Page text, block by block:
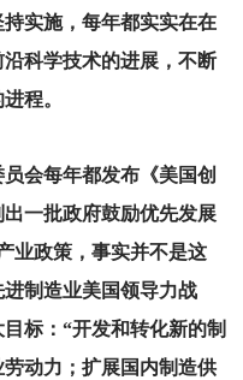
实施，每年都实实在在
科学技术的进展，不断
程。
会每年都发布《美国创
一批政府鼓励优先发展
业政策，事实并不是这
进制造业美国领导力战
标：“开发和转化新的制
动力；扩展国内制造供